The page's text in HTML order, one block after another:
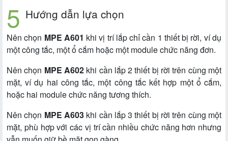
Hướng dẫn lựa chọn
Nên chọn MPE A601 khi vị trí lắp chỉ cần 1 thiết bị rời, ví dụ
một công tắc, một ổ cắm hoặc một module chức năng đơn.
Nên chọn MPE A602khi cần lắp 2 thiết bị rời trên cùng một
mặt, ví dụ hai công tắc, một công tắc kết hợp một ổ cắm,
hoặc hai module chức năng tương thích.
Nên chọn MPE A603khi cần lắp 3 thiết bị rời trên cùng một
mặt, phù hợp với các vị trí cần nhiều chức năng hơn nhưng